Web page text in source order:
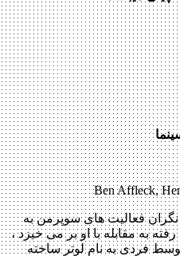
فعالیت های سوپرمن به
به مقابله با او بر می خیزد ،
فردی به نام لوتر ساخته